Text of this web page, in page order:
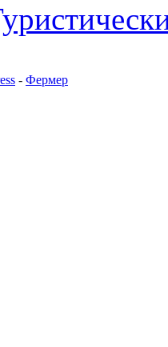
- Фермер